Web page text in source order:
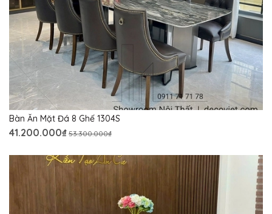
Bàn Ăn Mặt Đá 8 Ghế 1304S
41.200.000₫ 53.300.000₫